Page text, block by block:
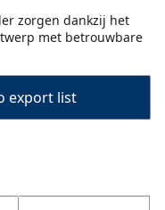
zorgen dankzij het
met betrouwbare
export list